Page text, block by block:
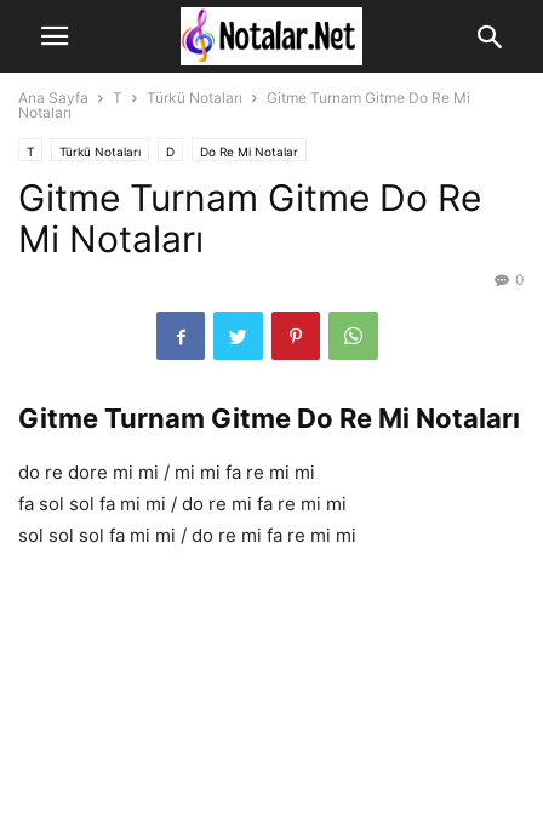
Ana Sayfa T Türkü Notaları
Gitme Turnam Gitme Do Re Mi
Notaları
T Türkü Notaları D Do Re Mi Notalar
Gitme Turnam Gitme Do Re
Mi Notaları
0
Gitme Turnam Gitme Do Re Mi Notaları
do re dore mi mi / mi mi fa re mi mi
fa sol sol fa mi mi / do re mi fa re mi mi
sol sol sol fa mi mi / do re mi fa re mi mi